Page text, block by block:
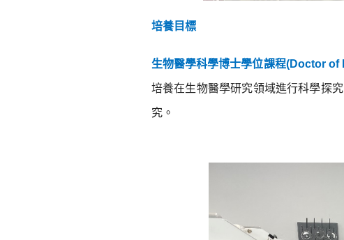
培養目標
生物醫學科學博士學位課程(Doctor
培養在生物醫學研究領域進行科學探
究。